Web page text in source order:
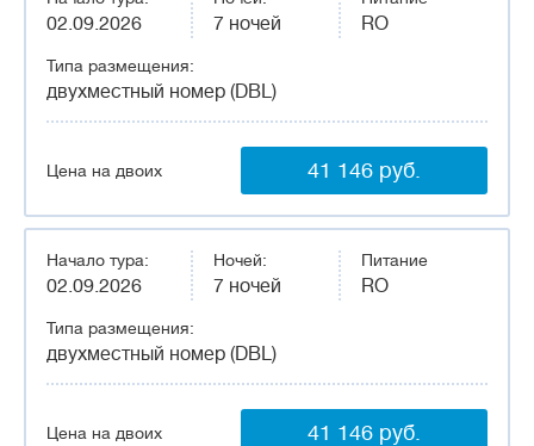
02.09.2026
Типа размещения:
двухместный номер (DBL)
7 ночей RO
Цена на двоих 41 146 руб.
Начало тура:
02.09.2026
Типа размещения:
двухместный номер (DBL)
Ночей:
7 ночей
Питание
RO
Цена на двоих 41 146 руб.